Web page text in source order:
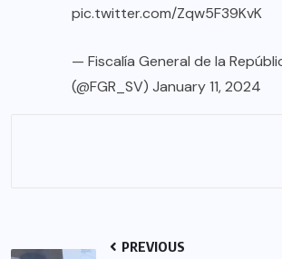
pic.twitter.com/Zqw5F39KvK
— Fiscalía General de la
(@FGR_SV) January 11, 2024
PREVIOUS